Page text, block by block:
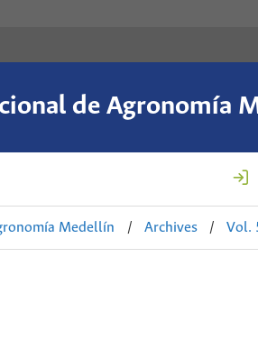
de Agronomía
Medellín / Archives / Vol.